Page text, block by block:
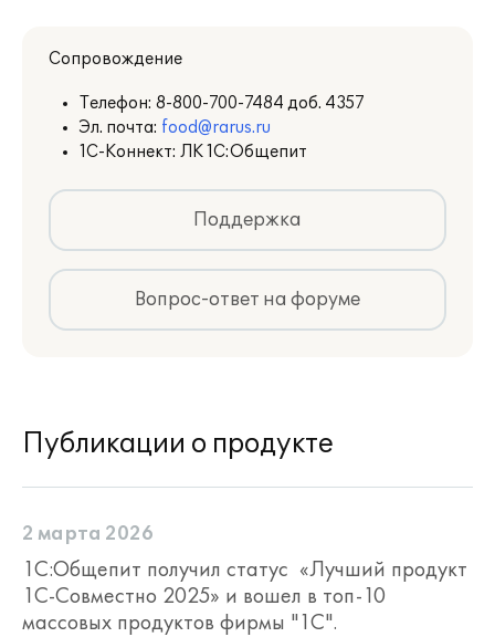
Сопровождение
Телефон: 8-800-700-7484 доб. 4357
Эл. почта: food@rarus.ru
1С-Коннект: ЛК 1С:Общепит
Поддержка
Вопрос-ответ на форуме
Публикации о продукте
2 марта 2026
1С:Общепит получил статус «Лучший продукт
1С-Совместно 2025» и вошел в топ-10
массовых продуктов фирмы "1С".